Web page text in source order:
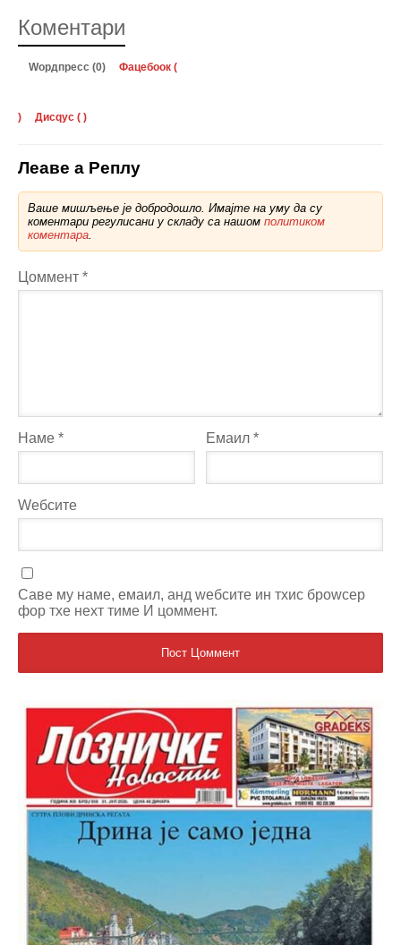
Коментари
Wордпресс (0) Фацебоок (
) Дисqус ( )
Леаве а Реплy
Ваше мишљење је добродошло. Имајте на уму да су
коментари регулисани у складу са нашом политиком
коментара.
Цоммент *
Наме * Емаил*
Wебсите
Саве мy наме, емаил, анд wебсите ин тхис броwсер
фор тхе неxт тиме И цоммент.